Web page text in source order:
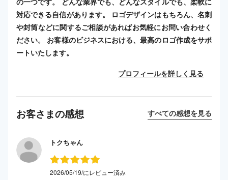
対応できる自信があります。 ロゴデザインはもちろん、名刺
や封筒などに関するご相談があればお気軽にお問い合わせく
ださい。 お客様のビジネスにおける、最高のロゴ作成をサポ
ートいたします。
プロフィールを詳しく見る
お客さまの感想 すべての感想を見る
トクちゃん
2026/05/19/にレビュー済み